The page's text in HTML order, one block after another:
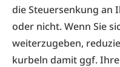
die Steuersenkung an
oder nicht. Wenn Sie
weiterzugeben,
kurbeln damit ggf.